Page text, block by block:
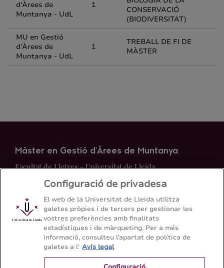
d'Àrees de
Muntanya - UdL
1
CONSERVACIÓ
(BIODIVERSITAT)
MU en Gestió
d'Àrees de
Muntanya - UdL
1
TREBALL DE FI DE
MÀSTER
Màster en Gestió d'Àrees de Muntanya
Facultat de Lletres - Universitat de Lleida
Mapa del web Contacte
+34 973 70 21 31
Configuració de privadesa
El web de la Universitat de Lleida utilitza
galetes pròpies i de tercers per gestionar les
vostres preferències amb finalitats
estadístiques i de màrqueting. Per a més
informació, consulteu l’apartat de política de
galetes a l' Avís legal